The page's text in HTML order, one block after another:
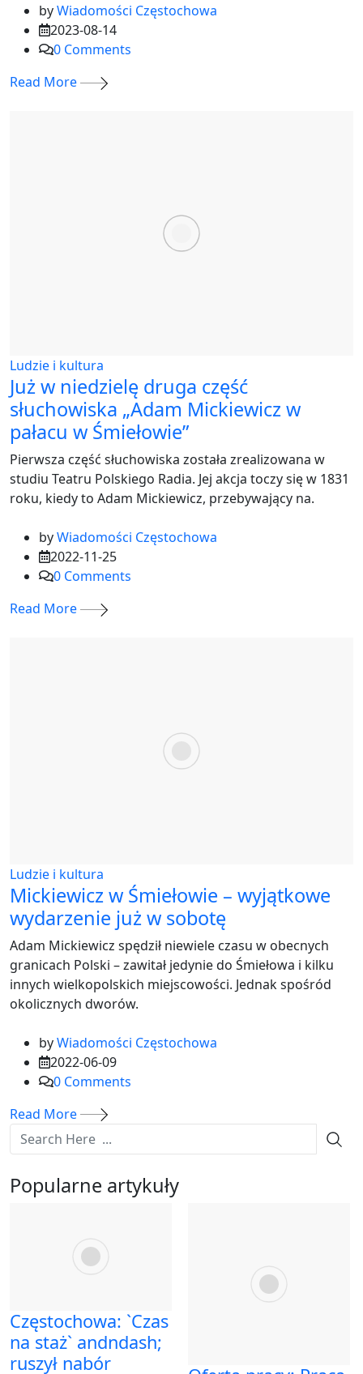
byWiadomości Częstochowa
2023-08-14
0 Comments
Read More
Ludzie i kultura
Już w niedzielę druga część
słuchowiska „Adam Mickiewicz w
pałacu w Śmiełowie”
Pierwsza część słuchowiska została zrealizowana w
studiu Teatru Polskiego Radia. Jej akcja toczy się w 1831
roku, kiedy to Adam Mickiewicz, przebywający na.
byWiadomości Częstochowa
2022-11-25
0 Comments
Read More
Ludzie i kultura
Mickiewicz w Śmiełowie – wyjątkowe
wydarzenie już w sobotę
Adam Mickiewicz spędził niewiele czasu w obecnych
granicach Polski – zawitał jedynie do Śmiełowa i kilku
innych wielkopolskich miejscowości. Jednak spośród
okolicznych dworów.
byWiadomości Częstochowa
2022-06-09
0 Comments
Read More
Popularne artykuły
Częstochowa: `Czas
na staż` andndash;
ruszył nabór